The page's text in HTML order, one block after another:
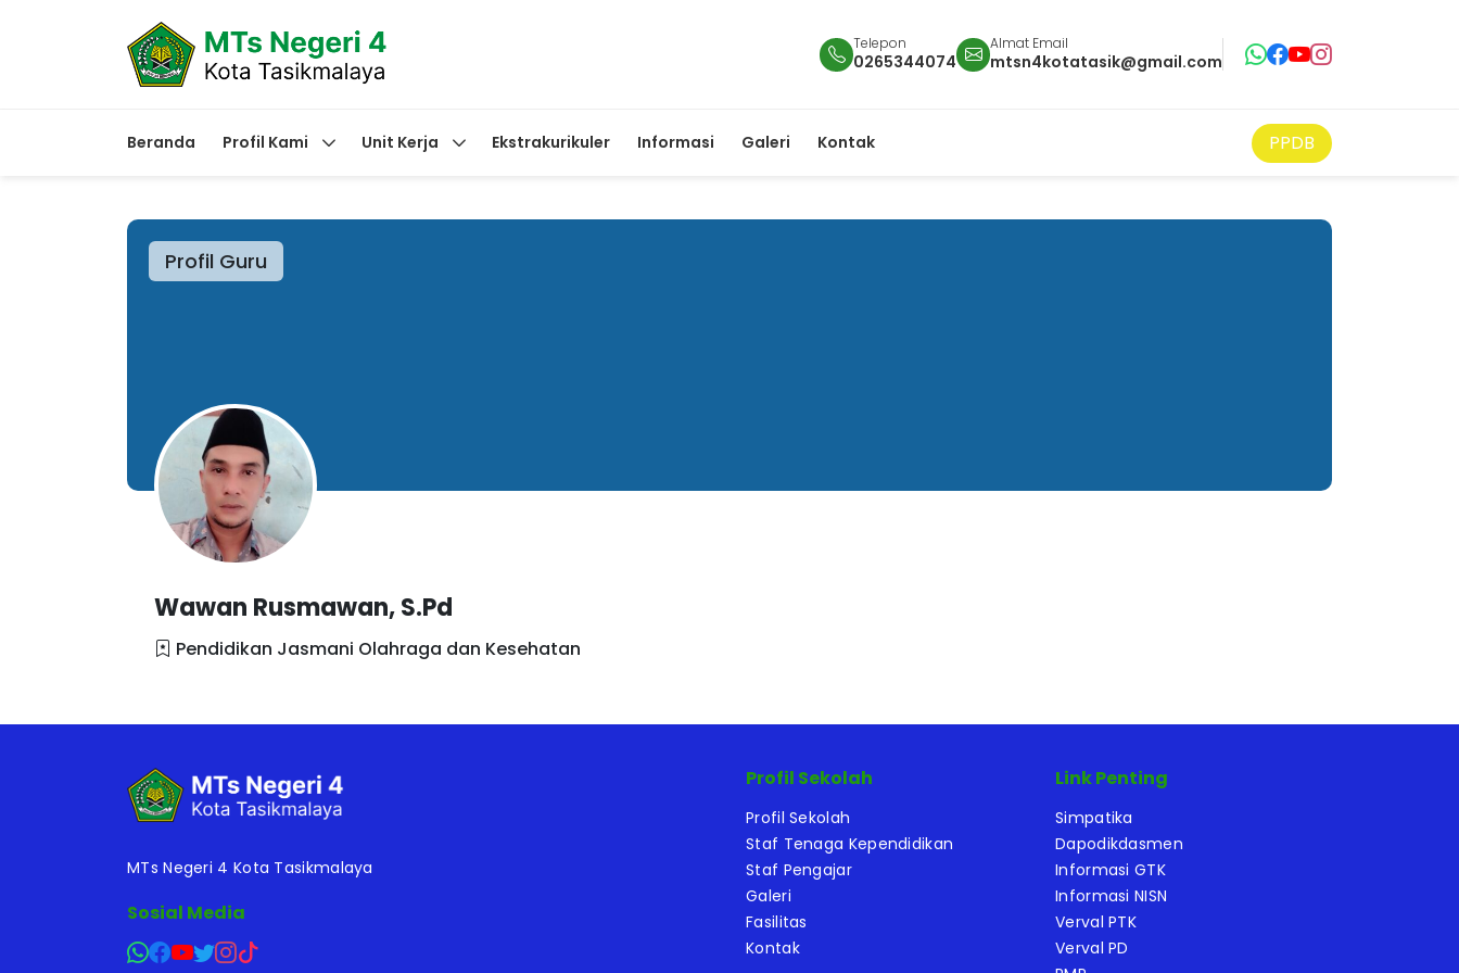
Telepon
0265344074
Almat Email
mtsn4kotatasik@gmail.com
Beranda Profil Kami Unit Kerja Ekstrakurikuler Informasi Galeri Kontak PPDB
Profil Guru
Wawan Rusmawan, S.Pd
Pendidikan Jasmani Olahraga dan Kesehatan
MTs Negeri 4 Kota Tasikmalaya
Sosial Media
Profil Sekolah
Profil Sekolah
Staf Tenaga Kependidikan
Staf Pengajar
Galeri
Fasilitas
Kontak
Link Penting
Simpatika
Dapodikdasmen
Informasi GTK
Informasi NISN
Verval PTK
Verval PD